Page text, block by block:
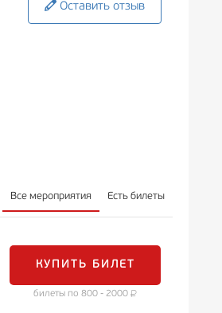
Оставить отзыв
Все мероприятия Есть билеты
КУПИТЬ БИЛЕТ
билеты по 800 - 2000